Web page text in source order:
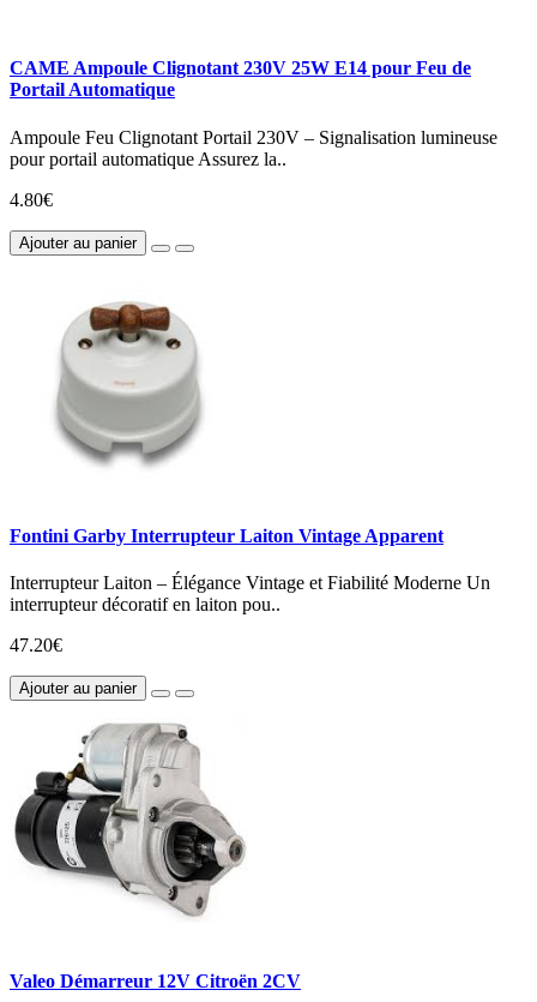
CAME Ampoule Clignotant 230V 25W E14 pour Feu de
Portail Automatique
Ampoule Feu Clignotant Portail 230V – Signalisation lumineuse
pour portail automatique Assurez la..
4.80€
Ajouter au panier
Fontini Garby Interrupteur Laiton Vintage Apparent
Interrupteur Laiton – Élégance Vintage et Fiabilité Moderne Un
interrupteur décoratif en laiton pou..
47.20€
Ajouter au panier
Valeo Démarreur 12V Citroën 2CV